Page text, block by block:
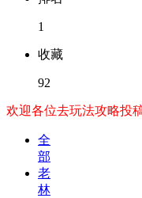
1
收藏
92
欢迎各位去玩法攻略投
全
部
老
林